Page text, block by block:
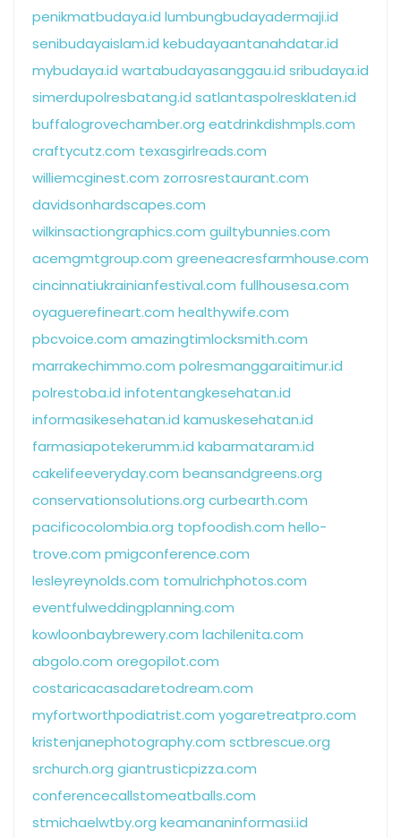
penikmatbudaya.id lumbungbudayadermaji.id
senibudayaislam.id kebudayaantanahdatar.id
mybudaya.id wartabudayasanggau.id sribudaya.id
simerdupolresbatang.id satlantaspolresklaten.id
buffalogrovechamber.org eatdrinkdishmpls.com
craftycutz.com texasgirlreads.com
williemcginest.com zorrosrestaurant.com
davidsonhardscapes.com
wilkinsactiongraphics.com guiltybunnies.com
acemgmtgroup.com greeneacresfarmhouse.com
cincinnatiukrainianfestival.com fullhousesa.com
oyaguerefineart.com healthywife.com
pbcvoice.com amazingtimlocksmith.com
marrakechimmo.com polresmanggaraitimur.id
polrestoba.id infotentangkesehatan.id
informasikesehatan.id kamuskesehatan.id
farmasiapotekerumm.id kabarmataram.id
cakelifeeveryday.com beansandgreens.org
conservationsolutions.org curbearth.com
pacificocolombia.org topfoodish.com hello-
trove.com pmigconference.com
lesleyreynolds.com tomulrichphotos.com
eventfulweddingplanning.com
kowloonbaybrewery.com lachilenita.com
abgolo.com oregopilot.com
costaricacasadaretodream.com
myfortworthpodiatrist.com yogaretreatpro.com
kristenjanephotography.com sctbrescue.org
srchurch.org giantrusticpizza.com
conferencecallstomeatballs.com
stmichaelwtby.org keamananinformasi.id